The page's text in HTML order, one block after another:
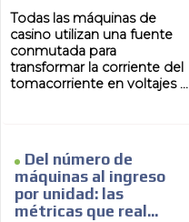
Todas las máquinas de
casino utilizan una fuente
conmutada para
transformar la corriente del
tomacorriente en voltajes ...
Del número de
máquinas al ingreso
por unidad: las
métricas que real...